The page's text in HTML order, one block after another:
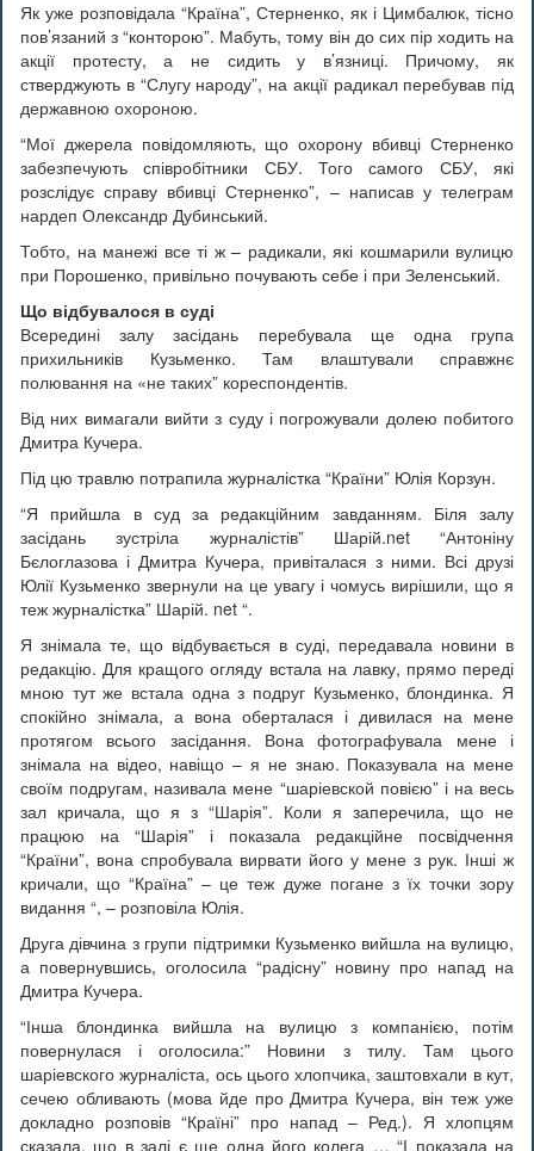
Як уже розповідала “Країна”, Стерненко, як і Цимбалюк, тісно
пов’язаний з “конторою”. Мабуть, тому він до сих пір ходить на
акції протесту, а не сидить у в’язниці. Причому, як
стверджують в “Слугу народу”, на акції радикал перебував під
державною охороною.
“Мої джерела повідомляють, що охорону вбивці Стерненко
забезпечують співробітники СБУ. Того самого СБУ, які
розслідує справу вбивці Стерненко”, – написав у телеграм
нардеп Олександр Дубинський.
Тобто, на манежі все ті ж – радикали, які кошмарили вулицю
при Порошенко, привільно почувають себе і при Зеленський.
Що відбувалося в суді
Всередині залу засідань перебувала ще одна група
прихильників Кузьменко. Там влаштували справжнє
полювання на «не таких” кореспондентів.
Від них вимагали вийти з суду і погрожували долею побитого
Дмитра Кучера.
Під цю травлю потрапила журналістка “Країни” Юлія Корзун.
“Я прийшла в суд за редакційним завданням. Біля залу
засідань зустріла журналістів” Шарій.net “Антоніну
Бєлоглазова і Дмитра Кучера, привіталася з ними. Всі друзі
Юлії Кузьменко звернули на це увагу і чомусь вирішили, що я
теж журналістка” Шарій. net “.
Я знімала те, що відбувається в суді, передавала новини в
редакцію. Для кращого огляду встала на лавку, прямо переді
мною тут же встала одна з подруг Кузьменко, блондинка. Я
спокійно знімала, а вона оберталася і дивилася на мене
протягом всього засідання. Вона фотографувала мене і
знімала на відео, навіщо – я не знаю. Показувала на мене
своїм подругам, називала мене “шаріевской повією” і на весь
зал кричала, що я з “Шарія”. Коли я заперечила, що не
працюю на “Шарія” і показала редакційне посвідчення
“Країни”, вона спробувала вирвати його у мене з рук. Інші ж
кричали, що “Країна” – це теж дуже погане з їх точки зору
видання “, – розповіла Юлія.
Друга дівчина з групи підтримки Кузьменко вийшла на вулицю,
а повернувшись, оголосила “радісну” новину про напад на
Дмитра Кучера.
“Інша блондинка вийшла на вулицю з компанією, потім
повернулася і оголосила:” Новини з тилу. Там цього
шаріевского журналіста, ось цього хлопчика, заштовхали в кут,
сечею обливають (мова йде про Дмитра Кучера, він теж уже
докладно розповів “Країні” про напад – Ред.). Я хлопцям
сказала, що в залі є ще одна його колега … “І показала на